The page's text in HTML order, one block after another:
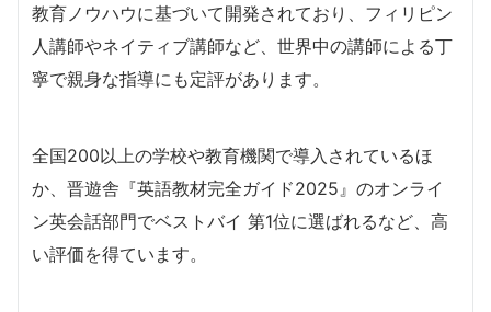
教育ノウハウに基づいて開発されており、フィリピン
人講師やネイティブ講師など、世界中の講師による丁
寧で親身な指導にも定評があります。
全国200以上の学校や教育機関で導入されているほ
か、晋遊舎『英語教材完全ガイド2025』のオンライ
ン英会話部門でベストバイ 第1位に選ばれるなど、高
い評価を得ています。